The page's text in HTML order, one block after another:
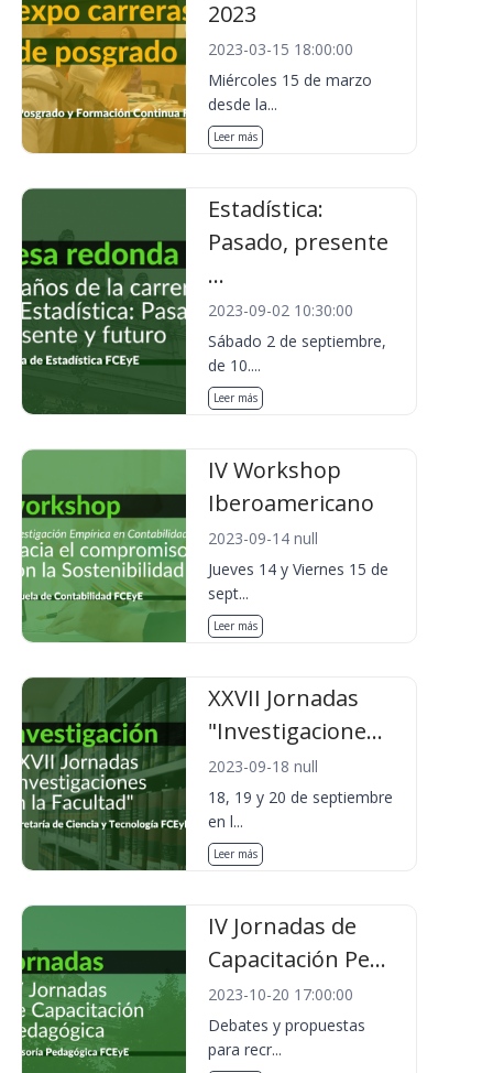
2023
2023-03-15 18:00:00
Miércoles 15 de marzo
desde la...
Leer más
Estadística:
Pasado, presente
...
2023-09-02 10:30:00
Sábado 2 de septiembre,
de 10....
Leer más
IV Workshop
Iberoamericano
2023-09-14 null
Jueves 14 y Viernes 15 de
sept...
Leer más
XXVII Jornadas
"Investigacione...
2023-09-18 null
18, 19 y 20 de septiembre
en l...
Leer más
IV Jornadas de
Capacitación Pe...
2023-10-20 17:00:00
Debates y propuestas
para recr...